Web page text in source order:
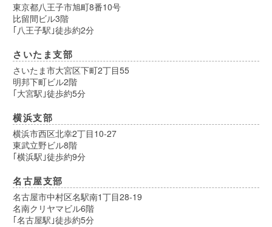
東京都八王子市旭町8番10号
比留間ビル3階
｢八王子駅｣徒歩約2分
さいたま支部
さいたま市大宮区下町2丁目55
明邦下町ビル2階
｢大宮駅｣徒歩約5分
横浜支部
横浜市西区北幸2丁目10-27
東武立野ビル8階
｢横浜駅｣徒歩約9分
名古屋支部
名古屋市中村区名駅南1丁目28-19
名南クリヤマビル6階
｢名古屋駅｣徒歩約5分